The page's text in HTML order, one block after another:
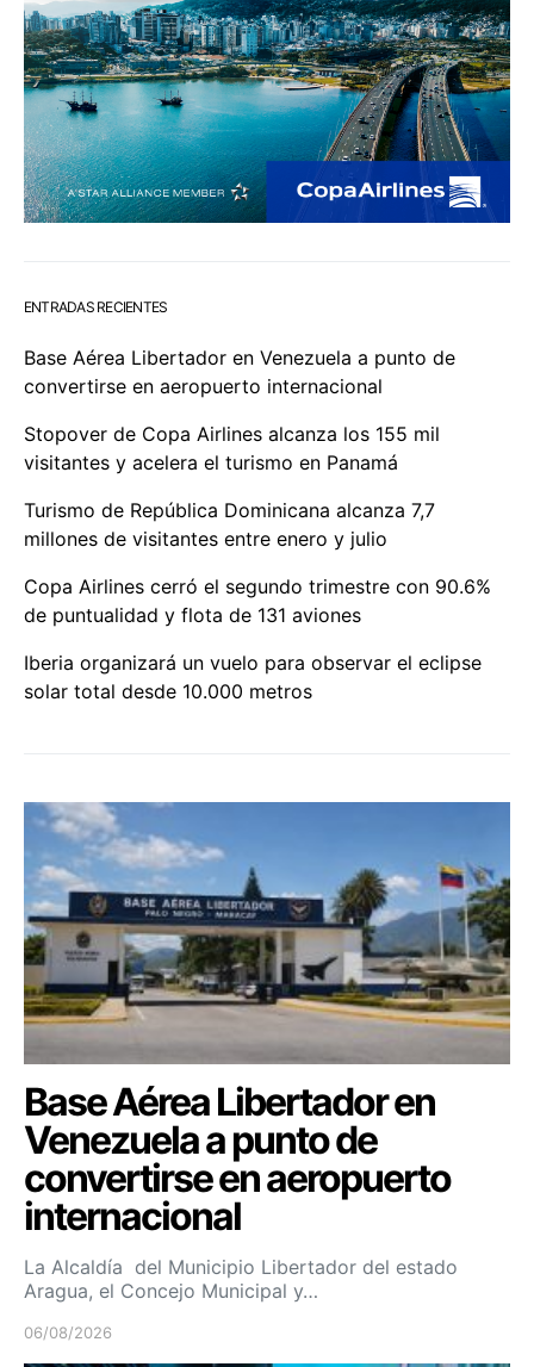
ENTRADAS RECIENTES
Base Aérea Libertador en Venezuela a punto de
convertirse en aeropuerto internacional
Stopover de Copa Airlines alcanza los 155 mil
visitantes y acelera el turismo en Panamá
Turismo de República Dominicana alcanza 7,7
millones de visitantes entre enero y julio
Copa Airlines cerró el segundo trimestre con 90.6%
de puntualidad y flota de 131 aviones
Iberia organizará un vuelo para observar el eclipse
solar total desde 10.000 metros
Base Aérea Libertador en
Venezuela a punto de
convertirse en aeropuerto
internacional
La Alcaldía del Municipio Libertador del estado
Aragua, el Concejo Municipal y…
06/08/2026